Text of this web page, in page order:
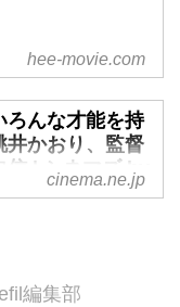
hee-movie.com
ろんな才能を持
かおり、監督
信 | シネマズ by
ドプレミアがスタ
cinema.ne.jp
編集部